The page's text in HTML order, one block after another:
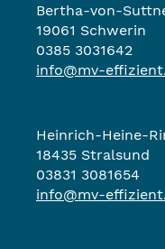
Bertha-von-
19061 Schwerin
0385 3031642
info@mv-
Heinrich-Heine-
18435 Stralsund
03831 3081654
info@mv-